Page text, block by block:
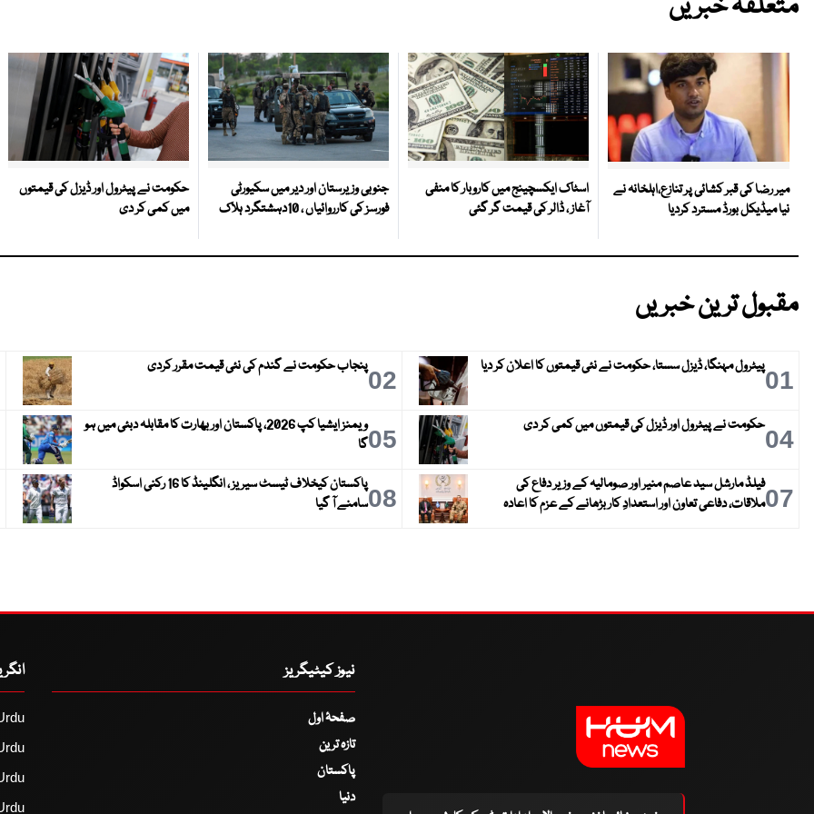
میر رضا کی قبر کشائی پر تنازع،اہلخانہ نے
نیا میڈیکل بورڈ مسترد کردیا
اسٹاک ایکسچینج میں کاروبار کا منفی
آغاز ، ڈالر کی قیمت گر گئی
جنوبی وزیرستان اور دیر میں سکیورٹی
فورسز کی کارروائیاں ، 10دہشتگرد ہلاک
حکومت نے پیٹرول اور ڈیزل کی قیمتوں
میں کمی کر دی
مقبول ترین خبریں
01پیٹرول مہنگا، ڈیزل سستا، حکومت نے نئی قیمتوں کا اعلان کر دیا 02پنجاب حکومت نے گندم کی نئی قیمت مقرر کردی
04حکومت نے پیٹرول اور ڈیزل کی قیمتوں میں کمی کر دی 05
ویمنز ایشیا کپ 2026، پاکستان اور بھارت کا مقابلہ دبئی میں ہو
گا
07فیلڈ مارشل سید عاصم منیر اور صومالیہ کے وزیر دفاع کی
ملاقات، دفاعی تعاون اور استعدادِ کار بڑھانے کے عزم کا اعادہ
08
پاکستان کیخلاف ٹیسٹ سیریز ، انگلینڈ کا 16 رکنی اسکواڈ
سامنے آ گیا
نیوز کیٹیگریز
صفحۂ اول
تازہ ترین
پاکستان
دنیا